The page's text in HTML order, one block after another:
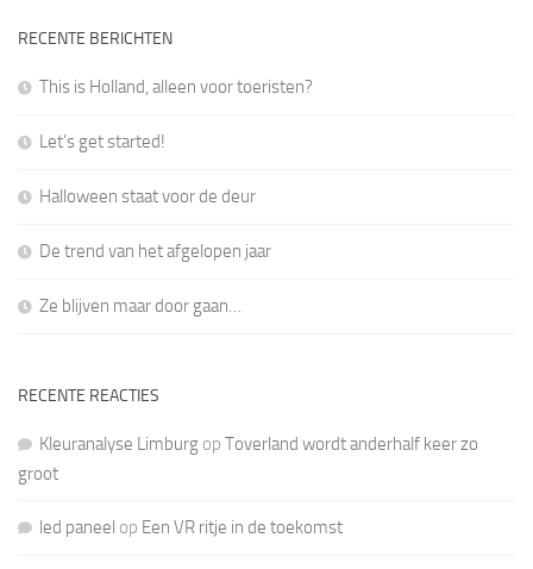
RECENTE BERICHTEN
This is Holland, alleen voor toeristen?
Let’s get started!
Halloween staat voor de deur
De trend van het afgelopen jaar
Ze blijven maar door gaan…
RECENTE REACTIES
Kleuranalyse Limburg op Toverland wordt anderhalf keer zo
groot
led paneel op Een VR ritje in de toekomst